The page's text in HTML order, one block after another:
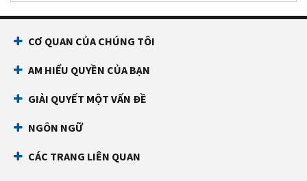
CƠ QUAN CỦA CHÚNG TÔI
AM HIỂU QUYỀN CỦA BẠN
GIẢI QUYẾT MỘT VẤN ĐỀ
NGÔN NGỮ
CÁC TRANG LIÊN QUAN